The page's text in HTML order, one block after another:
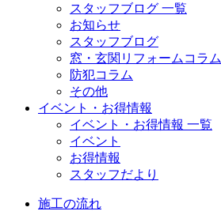
スタッフブログ 一覧
お知らせ
スタッフブログ
窓・玄関リフォームコラム
防犯コラム
その他
イベント・お得情報
イベント・お得情報 一覧
イベント
お得情報
スタッフだより
施工の流れ